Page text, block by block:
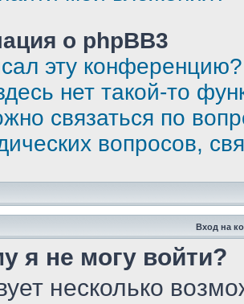
о phpBB3
эту конференцию?
нет такой-то
связаться по
вопросов,
Вход на
я не могу войти?
несколько